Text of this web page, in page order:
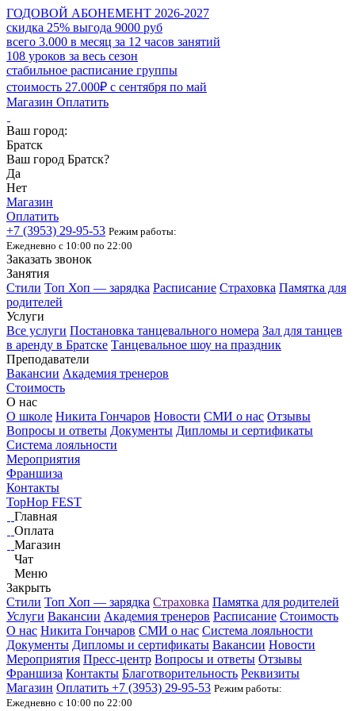
ГОДОВОЙ АБОНЕМЕНТ 2026-2027
скидка 25% выгода 9000 руб
всего 3.000 в месяц за 12 часов занятий
108 уроков за весь сезон
стабильное расписание группы
стоимость 27.000₽ с сентября по май
Магазин Оплатить
Ваш город:
Братск
Ваш город Братск?
Да
Нет
Магазин
Оплатить
+7 (3953) 29-95-53 Режим работы:
Ежедневно с 10:00 по 22:00
Заказать звонок
Занятия
Стили Топ Хоп — зарядка Расписание Страховка Памятка для
родителей
Услуги
Все услуги Постановка танцевального номера Зал для танцев
в аренду в Братске Танцевальное шоу на праздник
Преподаватели
Вакансии Академия тренеров
Стоимость
О нас
О школе Никита Гончаров Новости СМИ о нас Отзывы
Вопросы и ответы Документы Дипломы и сертификаты
Система лояльности
Мероприятия
Франшиза
Контакты
TopHop FEST
Главная
Оплата
Магазин
Чат
Меню
Закрыть
Стили Топ Хоп — зарядка Страховка Памятка для родителей
Услуги Вакансии Академия тренеров Расписание Стоимость
О нас Никита Гончаров СМИ о нас Система лояльности
Документы Дипломы и сертификаты Вакансии Новости
Мероприятия Пресс-центр Вопросы и ответы Отзывы
Франшиза Контакты Благотворительность Реквизиты
Магазин Оплатить +7 (3953) 29-95-53 Режим работы:
Ежедневно с 10:00 по 22:00